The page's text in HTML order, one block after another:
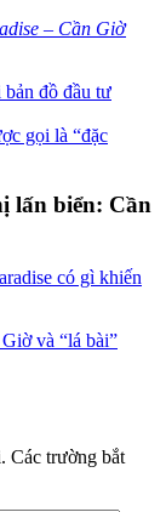
– Cần Giờ
đồ đầu tư
gọi là “đặc
lấn biển: Cần
có gì khiến
và “lá bài”
Các trường bắt